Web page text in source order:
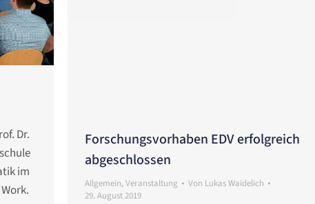
Forschungsvorhaben EDV erfolgreich
abgeschlossen
Allgemein,Veranstaltung Von Lukas Waidelich
29. August 2019
Dr.
im